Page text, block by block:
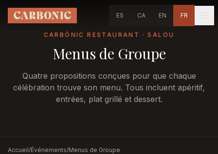
Aller au contenu principal
ES CA EN FR
CARBÒNIC RESTAURANT · SALOU
Menus de Groupe
Quatre propositions conçues pour que chaque
célébration trouve son menu. Tous incluent apéritif,
entrées, plat grillé et dessert.
Accueil/Événements/Menus de Groupe